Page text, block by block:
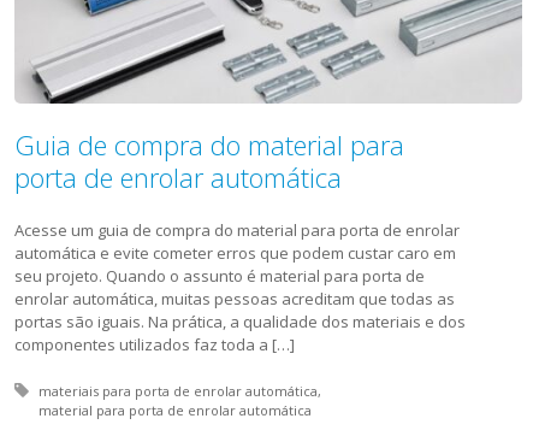
Guia de compra do material para
porta de enrolar automática
Acesse um guia de compra do material para porta de enrolar
automática e evite cometer erros que podem custar caro em
seu projeto. Quando o assunto é material para porta de
enrolar automática, muitas pessoas acreditam que todas as
portas são iguais. Na prática, a qualidade dos materiais e dos
componentes utilizados faz toda a […]
Tagged with:
materiais para porta de enrolar automática
material para porta de enrolar automática